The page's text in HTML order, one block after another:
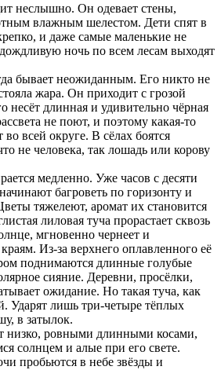
неслышно. Он одевает стены,
влажным шелестом. Дети спят в
и даже самые маленькие не
ночь по всем лесам выходят
бывает неожиданным. Его никто не
жара. Он приходит с грозой
несёт длинная и удивительно чёрная
не поют, и поэтому какая-то
всей округе. В сёлах боятся
не человека, так лошадь или корову
медленно. Уже часов с десяти
багроветь по горизонту и
тяжелеют, аромат их становится
лиловая туча прорастает сквозь
мгновенно чернеет и
Из-за верхнего оплавленного её
поднимаются длинные голубые
сияние. Деревни, просёлки,
ожидание. Но такая туча, как
Ударят лишь три-четыре тёплых
в затылок.
низко, ровными длинными косами,
солнцем и алые при его свете.
пробьются в небе звёзды и